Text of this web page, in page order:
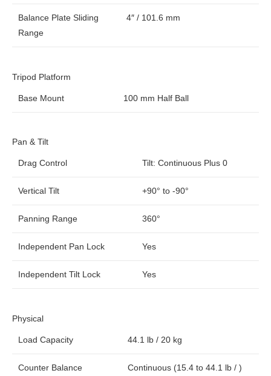
Balance Plate Sliding
Range
4″ / 101.6 mm
Tripod Platform
Base Mount 100 mm Half Ball
Pan & Tilt
Drag Control Tilt: Continuous Plus 0
Vertical Tilt +90° to -90°
Panning Range 360°
Independent Pan Lock Yes
Independent Tilt Lock Yes
Physical
Load Capacity 44.1 lb / 20 kg
Counter Balance Continuous (15.4 to 44.1 lb / )